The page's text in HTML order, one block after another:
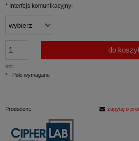
* Interfejs komunikacyjny:
szt.
do
* - Pole wymagane
Producent: zapytaj o